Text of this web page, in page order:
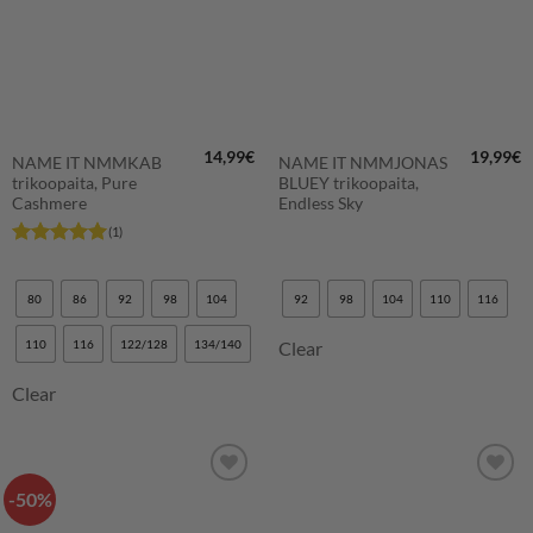
NAME IT NMMKAB
trikoopaita, Pure
Cashmere
tuotteesta:5
/ 5
(1)
14,99€
80 86 92 98 104
110 116 122/128 134/140
Clear
NAME IT NMMJONAS
BLUEY trikoopaita,
Endless Sky
19,99€
92 98 104 110 116
Clear
-50%